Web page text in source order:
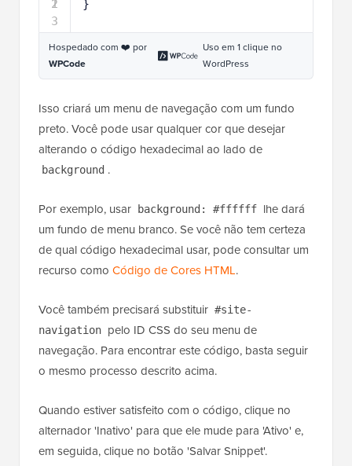
2
1
3
}
Hospedado com ❤️ por
WPCode
Uso em 1 clique no
WordPress
Isso criará um menu de navegação com um fundo
preto. Você pode usar qualquer cor que desejar
alterando o código hexadecimal ao lado de
background .
Por exemplo, usar background: #ffffff lhe dará
um fundo de menu branco. Se você não tem certeza
de qual código hexadecimal usar, pode consultar um
recurso como Código de Cores HTML.
Você também precisará substituir #site-
navigation pelo ID CSS do seu menu de
navegação. Para encontrar este código, basta seguir
o mesmo processo descrito acima.
Quando estiver satisfeito com o código, clique no
alternador 'Inativo' para que ele mude para 'Ativo' e,
em seguida, clique no botão 'Salvar Snippet'.